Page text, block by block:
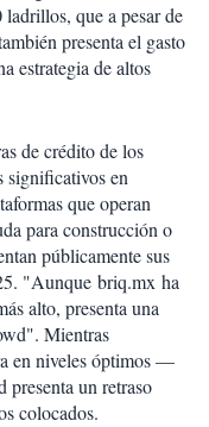
ladrillos, que a pesar de
presenta el gasto
estrategia de altos
de crédito de los
significativos en
que operan
para construcción o
públicamente sus
"Aunque briq.mx ha
alto, presenta una
Mientras
en niveles óptimos —
un retraso
colocados.